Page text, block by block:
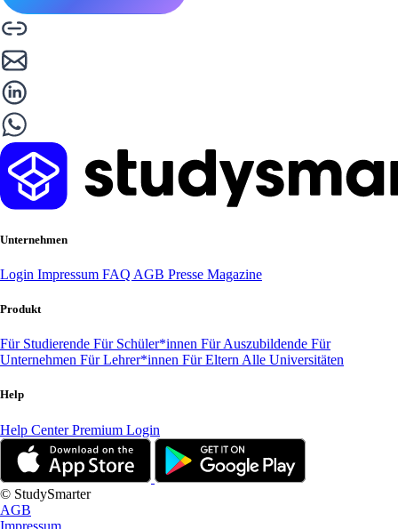
Unternehmen
Login Impressum FAQ AGB Presse Magazine
Produkt
Für Studierende Für Schüler*innen Für Auszubildende Für
Unternehmen Für Lehrer*innen Für Eltern Alle Universitäten
Help
Help CenterPremium Login
© StudySmarter
AGB
Impressum